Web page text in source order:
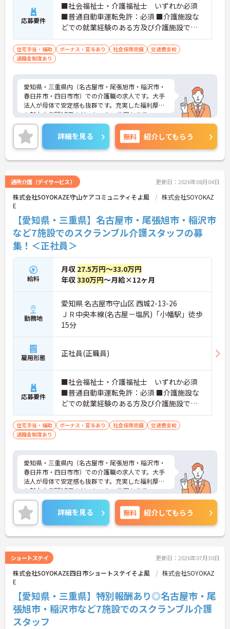
応募要件
■社会福祉士・介護福祉士 いずれか必須
■普通自動車運転免許：必須 ■介護施設な
どでの就業経験のある方及び介護施設での
夜勤経験が有る方
住宅手当・補助 ボーナス・賞与あり 社会保険完備
交通費支給
退職金制度あり
愛知県・三重県内（名古屋市・尾張旭市・稲沢市・
春日井市・四日市市）での介護職の求人です。大手
法人が母体で安定感も抜群です。充実した福利厚生
も魅力♪年間17日のリフレッシュ休暇もあり、ワー
クライフバランスを重視した働き方が叶います。ご
興味のある方には、面接対策ポイントなど、さらに
詳細をお話しいたしますのでお気軽にご相談くださ
い！
詳細を見る 無料 紹介してもらう
通所介護（デイサービス） 更新日：2026年08月04日
株式会社SOYOKAZE守山ケアコミュニティそよ風
株式会社SOYOKAZ
E
【愛知県・三重県】名古屋市・尾張旭市・稲沢市
など7施設でのスクランブル介護スタッフの募
集！＜正社員＞
給料
月収 27.5万円～33.0万円
年収330万円～月給×12ヶ月
勤務地
愛知県 名古屋市守山区 西城2-13-26
ＪＲ中央本線(名古屋－塩尻)「小幡駅」徒歩
15分
雇用形態 正社員(正職員)
応募要件
■社会福祉士・介護福祉士 いずれか必須
■普通自動車運転免許：必須 ■介護施設な
どでの就業経験のある方及び介護施設での
夜勤経験が有る方
住宅手当・補助 ボーナス・賞与あり 社会保険完備
交通費支給
退職金制度あり
愛知県・三重県内（名古屋市・尾張旭市・稲沢市・
春日井市・四日市市）での介護職の求人です。大手
法人が母体で安定感も抜群です。充実した福利厚生
も魅力♪年間17日のリフレッシュ休暇もあり、ワー
クライフバランスを重視した働き方が叶います。ご
興味のある方には、面接対策ポイントなど、さらに
詳細をお話しいたしますのでお気軽にご相談くださ
い！
詳細を見る 無料 紹介してもらう
ショートステイ 更新日：2026年07月30日
株式会社SOYOKAZE四日市ショートステイそよ風
株式会社SOYOKAZ
E
【愛知県・三重県】特別報酬あり◎名古屋市・尾
張旭市・稲沢市など7施設でのスクランブル介護
スタッフ